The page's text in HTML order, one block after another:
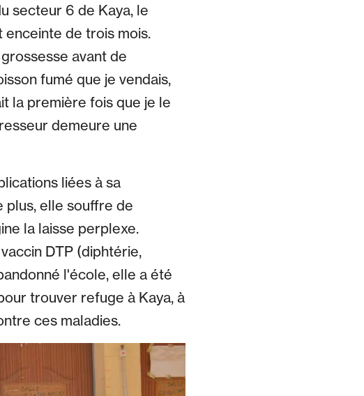
secteur 6 de Kaya, le
enceinte de trois mois.
avant de
fumé que je vendais,
la première fois que je le
demeure une
liées à sa
plus, elle souffre de
la laisse perplexe.
DTP (diphtérie,
l'école, elle a été
trouver refuge à Kaya, à
ces maladies.